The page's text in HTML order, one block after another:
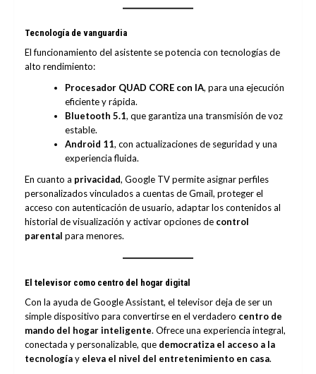
Tecnología de vanguardia
El funcionamiento del asistente se potencia con tecnologías de
alto rendimiento:
Procesador QUAD CORE con IA, para una ejecución
eficiente y rápida.
Bluetooth 5.1, que garantiza una transmisión de voz
estable.
Android 11, con actualizaciones de seguridad y una
experiencia fluida.
En cuanto a privacidad, Google TV permite asignar perfiles
personalizados vinculados a cuentas de Gmail, proteger el
acceso con autenticación de usuario, adaptar los contenidos al
historial de visualización y activar opciones de control
parental para menores.
El televisor como centro del hogar digital
Con la ayuda de Google Assistant, el televisor deja de ser un
simple dispositivo para convertirse en el verdadero centro de
mando del hogar inteligente. Ofrece una experiencia integral,
conectada y personalizable, que democratiza el acceso a la
tecnologíay eleva el nivel del entretenimiento en casa.